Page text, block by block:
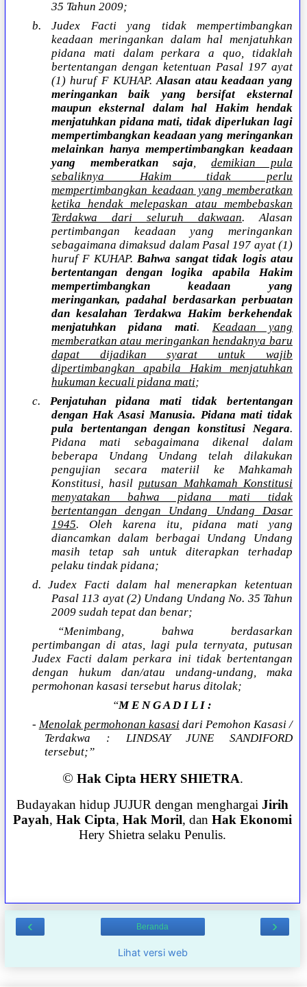
35 Tahun 2009;
b. Judex Facti yang tidak mempertimbangkan
keadaan meringankan dalam hal menjatuhkan
pidana mati dalam perkara a quo, tidaklah
bertentangan dengan ketentuan Pasal 197 ayat
(1) huruf F KUHAP.Alasan atau keadaan yang
meringankan baik yang bersifat eksternal
maupun eksternal dalam hal Hakim hendak
menjatuhkan pidana mati, tidak diperlukan lagi
mempertimbangkan keadaan yang meringankan
melainkan hanya mempertimbangkan keadaan
yang memberatkan saja,demikian pula
sebaliknya Hakim tidak perlu
mempertimbangkan keadaan yang memberatkan
ketika hendak melepaskan atau membebaskan
Terdakwa dari seluruh dakwaan. Alasan
pertimbangan keadaan yang meringankan
sebagaimana dimaksud dalam Pasal 197 ayat (1)
huruf F KUHAP.Bahwa sangat tidak logis atau
bertentangan dengan logika apabila Hakim
mempertimbangkan keadaan yang
meringankan, padahal berdasarkan perbuatan
dan kesalahan Terdakwa Hakim berkehendak
menjatuhkan pidana mati. Keadaan yang
memberatkan atau meringankan hendaknya baru
dapat dijadikan syarat untuk wajib
dipertimbangkan apabila Hakim menjatuhkan
hukuman kecuali pidana mati;
c. Penjatuhan pidana mati tidak bertentangan
dengan Hak Asasi Manusia. Pidana mati tidak
pula bertentangan dengan konstitusi Negara.
Pidana mati sebagaimana dikenal dalam
beberapa Undang Undang telah dilakukan
pengujian secara materiil ke Mahkamah
Konstitusi, hasilputusan Mahkamah Konstitusi
menyatakan bahwa pidana mati tidak
bertentangan dengan Undang Undang Dasar
1945. Oleh karena itu, pidana mati yang
diancamkan dalam berbagai Undang Undang
masih tetap sah untuk diterapkan terhadap
pelaku tindak pidana;
d. Judex Facti dalam hal menerapkan ketentuan
Pasal 113 ayat (2) Undang Undang No. 35 Tahun
2009 sudah tepat dan benar;
“Menimbang, bahwa berdasarkan
pertimbangan di atas, lagi pula ternyata, putusan
Judex Facti dalam perkara ini tidak bertentangan
dengan hukum dan/atau undang-undang, maka
permohonan kasasi tersebut harus ditolak;
“M E N G A D I L I :
- Menolak permohonan kasasi dari Pemohon Kasasi /
Terdakwa : LINDSAY JUNE SANDIFORD
tersebut;”
© Hak Cipta HERY SHIETRA.
Budayakan hidup JUJUR dengan menghargaiJirih
Payah,Hak Cipta,Hak Moril, danHak Ekonomi
Hery Shietra selaku Penulis.
‹ ›
Beranda
Lihat versi web